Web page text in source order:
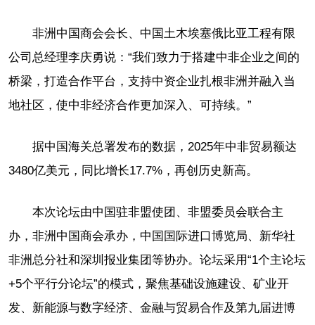
非洲中国商会会长、中国土木埃塞俄比亚工程有限
公司总经理李庆勇说：“我们致力于搭建中非企业之间的
桥梁，打造合作平台，支持中资企业扎根非洲并融入当
地社区，使中非经济合作更加深入、可持续。”
据中国海关总署发布的数据，2025年中非贸易额达
3480亿美元，同比增长17.7%，再创历史新高。
本次论坛由中国驻非盟使团、非盟委员会联合主
办，非洲中国商会承办，中国国际进口博览局、新华社
非洲总分社和深圳报业集团等协办。论坛采用“1个主论坛
+5个平行分论坛”的模式，聚焦基础设施建设、矿业开
发、新能源与数字经济、金融与贸易合作及第九届进博